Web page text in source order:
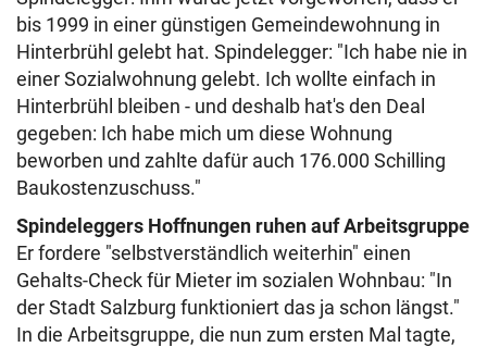
bis 1999 in einer günstigen Gemeindewohnung in
Hinterbrühl gelebt hat. Spindelegger: "Ich habe nie in
einer Sozialwohnung gelebt. Ich wollte einfach in
Hinterbrühl bleiben - und deshalb hat's den Deal
gegeben: Ich habe mich um diese Wohnung
beworben und zahlte dafür auch 176.000 Schilling
Baukostenzuschuss."
Spindeleggers Hoffnungen ruhen auf Arbeitsgruppe
Er fordere "selbstverständlich weiterhin" einen
Gehalts-Check für Mieter im sozialen Wohnbau: "In
der Stadt Salzburg funktioniert das ja schon längst."
In die Arbeitsgruppe, die nun zum ersten Mal tagte,